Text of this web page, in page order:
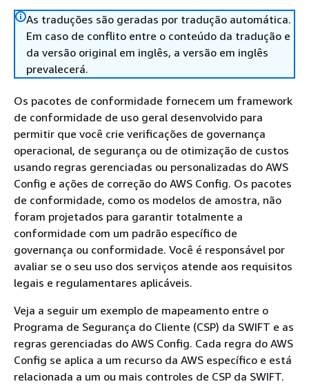
As traduções são geradas por tradução automática.
Em caso de conflito entre o conteúdo da tradução e
da versão original em inglês, a versão em inglês
prevalecerá.
Os pacotes de conformidade fornecem um framework
de conformidade de uso geral desenvolvido para
permitir que você crie verificações de governança
operacional, de segurança ou de otimização de custos
usando regras gerenciadas ou personalizadas do AWS
Config e ações de correção do AWS Config. Os pacotes
de conformidade, como os modelos de amostra, não
foram projetados para garantir totalmente a
conformidade com um padrão específico de
governança ou conformidade. Você é responsável por
avaliar se o seu uso dos serviços atende aos requisitos
legais e regulamentares aplicáveis.
Veja a seguir um exemplo de mapeamento entre o
Programa de Segurança do Cliente (CSP) da SWIFT e as
regras gerenciadas do AWS Config. Cada regra do AWS
Config se aplica a um recurso da AWS específico e está
relacionada a um ou mais controles de CSP da SWIFT.